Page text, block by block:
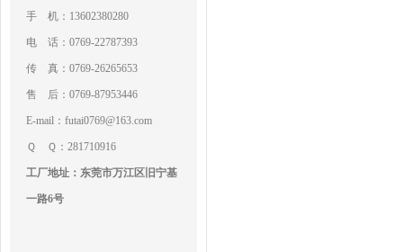
手 机：13602380280
电 话：0769-22787393
传 真：0769-26265653
售 后：0769-87953446
E-mail：futai0769@163.com
Ｑ Ｑ：281710916
工厂地址：东莞市万江区旧宁基
一路6号